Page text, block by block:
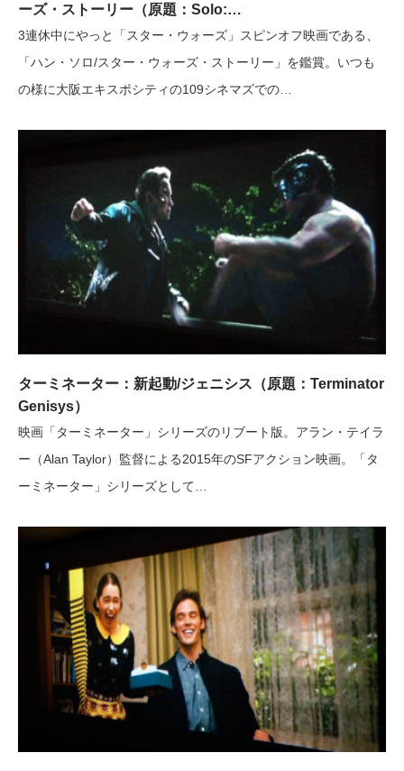
ーズ・ストーリー（原題：Solo:…
3連休中にやっと「スター・ウォーズ」スピンオフ映画である、
「ハン・ソロ/スター・ウォーズ・ストーリー」を鑑賞。いつも
の様に大阪エキスポシティの109シネマズでの…
ターミネーター：新起動/ジェニシス（原題：Terminator
Genisys）
映画「ターミネーター」シリーズのリブート版。アラン・テイラ
ー（Alan Taylor）監督による2015年のSFアクション映画。「タ
ーミネーター」シリーズとして…